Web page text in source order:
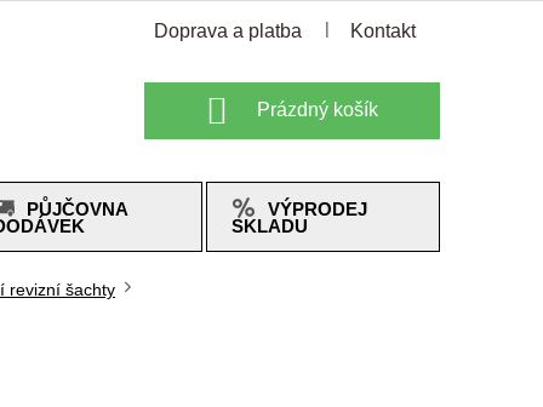
Doprava a platba Kontakt
Nákupní
košík
Prázdný košík
PŮJČOVNA
VÝPRODEJ
SKLADU
revizní šachty